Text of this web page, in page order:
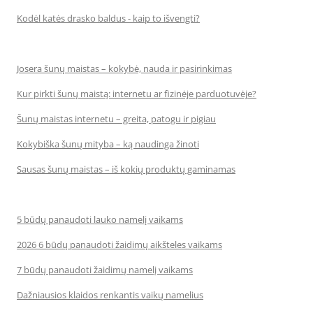
Kodėl katės drasko baldus - kaip to išvengti?
Josera šunų maistas – kokybė, nauda ir pasirinkimas
Kur pirkti šunų maistą: internetu ar fizinėje parduotuvėje?
Šunų maistas internetu – greita, patogu ir pigiau
Kokybiška šunų mityba – ką naudinga žinoti
Sausas šunų maistas – iš kokių produktų gaminamas
5 būdų panaudoti lauko namelį vaikams
2026 6 būdų panaudoti žaidimų aikšteles vaikams
7 būdų panaudoti žaidimų namelį vaikams
Dažniausios klaidos renkantis vaikų namelius